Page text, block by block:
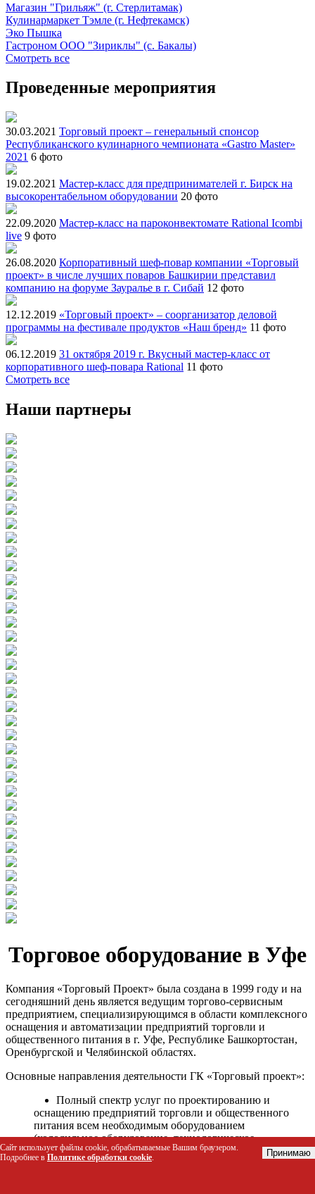
Магазин "Грильяж" (г. Стерлитамак)
Кулинармаркет Тэмле (г. Нефтекамск)
Эко Пышка
Гастроном ООО "Зириклы" (с. Бакалы)
Смотреть все
Проведенные мероприятия
30.03.2021 Торговый проект – генеральный спонсор
Республиканского кулинарного чемпионата «Gastro Master»
2021 6 фото
19.02.2021 Мастер-класс для предпринимателей г. Бирск на
высокорентабельном оборудовании 20 фото
22.09.2020 Мастер-класс на пароконвектомате Rational Icombi
live 9 фото
26.08.2020 Корпоративный шеф-повар компании «Торговый
проект» в числе лучших поваров Башкирии представил
компанию на форуме Зауралье в г. Сибай 12 фото
12.12.2019 «Торговый проект» – соорганизатор деловой
программы на фестивале продуктов «Наш бренд» 11 фото
06.12.2019 31 октября 2019 г. Вкусный мастер-класс от
корпоративного шеф-повара Rational 11 фото
Смотреть все
Наши партнеры
Торговое оборудование в Уфе
Компания «Торговый Проект» была создана в 1999 году и на
сегодняшний день является ведущим торгово-сервисным
предприятием, специализирующимся в области комплексного
оснащения и автоматизации предприятий торговли и
общественного питания в г. Уфе, Республике Башкортостан,
Оренбургской и Челябинской областях.
Основные направления деятельности ГК «Торговый проект»:
Полный спектр услуг по проектированию и
оснащению предприятий торговли и общественного
питания всем необходимым оборудованием
(холодильное оборудование, технологическое
оборудование, стеллажное оборудование и т.д.);
Автоматизация торговых процессов и внедрения
Сайт использует файлы cookie, обрабатываемые Вашим браузером.
Подробнее в Политике обработки cookie. Принимаю